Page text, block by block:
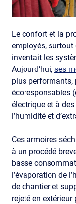
Le confort et la
employés,
inventait les
Aujourd’hui, ses
plus performants,
écoresponsables
électrique et à
l’humidité et
Ces armoires
à un procédé
basse
l’évaporation de
de chantier et
rejeté en